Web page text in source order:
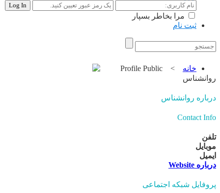
مرا بخاطر بسپار
ثبت نام
خانه >
Profile Public
روانشناس
درباره روانشناس
Contact Info
تلفن
موبایل
ایمیل
درباره Website
پروفایل شبکه اجتماعی